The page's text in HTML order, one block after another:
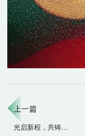
上一篇
光启新程，共铸非凡。